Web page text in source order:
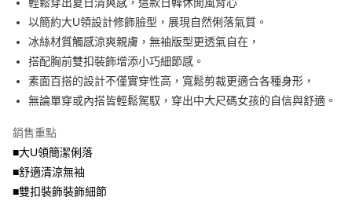
3.實際核准額度、可分期數及費用金額請依後續交易確認頁面所載為準。
4.訂單成立30分鐘內，如未前往確認交易或遇審核未通過，訂單將自動取
法說明評估內容。
【繳款方式說明】
1.分期款項不併入電信帳單，「大哥付你分期」於每月結算日後寄送繳費提
醒簡訊。
2.透過簡訊連結打開帳單後，可選擇「超商條碼／台灣大直營門市／銀行轉
【注意事項】
1.本服務係由「台灣大哥大股份有限公司」（以下簡稱本公司）所提供，讓
用戶於交易時，得透過本服務購買商品或服務，並由商店將買賣／分期付款
買賣價金債權讓與本公司後，依約使用本公司帳單繳交帳款。
便利好安心！
１．簡單：不需註冊會員、不需綁卡、不需儲值。
２．便利：只要手機號碼，簡訊認證，即可結帳。
３．安心：先確認商品／服務後，再付款。
【「AFTEE先享後付」結帳流程】
１．於結帳方式選擇「AFTEE先享後付」後，將跳轉至「AFTEE先享後付」
３．收到繳費通知簡訊後14天內，點擊此簡訊中的連結，可透過四大超商／
ATM／網路銀行／等多元方式進行付款，方視為交易完成。
※ 請注意：結帳手續完成當下不需立刻繳費，但若您需要取消訂單，請聯絡
購買商品的店家。未經商家同意取消之訂單仍視為有效，需透過AFTEE先享
後付繳納相關費用。
全家取貨付款
每筆NT$70，滿NT$699(含以上)免運費
付款後全家取貨
每筆NT$70，滿NT$699(含以上)免運費
7-11取貨付款
每筆NT$70，滿NT$799(含以上)免運費
以簡約大U領設計修飾臉型，展現自然俐落氣質。
冰絲材質觸感涼爽親膚，無袖版型更透氣自在，
搭配胸前雙扣裝飾增添小巧細節感。
素面百搭的設計不僅實穿性高，寬鬆剪裁更適合各種身形，
無論單穿或內搭皆輕鬆駕馭，穿出中大尺碼女孩的自信與舒適。
銷售重點
■大U領簡潔俐落
■舒適清涼無袖
■雙扣裝飾裝飾細節